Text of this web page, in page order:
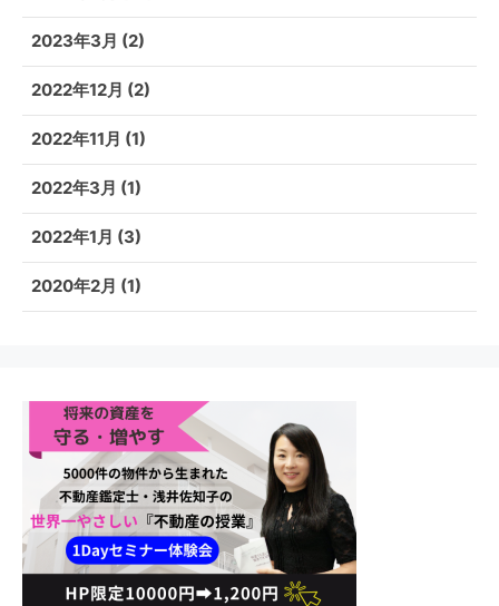
2023年3月 (2)
2022年12月 (2)
2022年11月 (1)
2022年3月 (1)
2022年1月 (3)
2020年2月 (1)